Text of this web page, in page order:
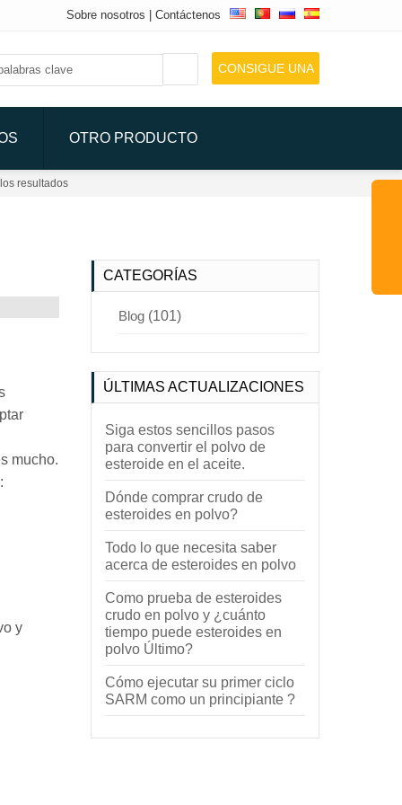
Sobre nosotros |Contáctenos
CONSIGUE UNA
OTRO PRODUCTO
resultados
mucho.
y
CATEGORÍAS
Blog(101)
ÚLTIMAS ACTUALIZACIONES
Siga estos sencillos pasos
para convertir el polvo de
esteroide en el aceite.
Dónde comprar crudo de
esteroides en polvo?
Todo lo que necesita saber
acerca de esteroides en polvo
Como prueba de esteroides
crudo en polvo y ¿cuánto
tiempo puede esteroides en
polvo Último?
Cómo ejecutar su primer ciclo
SARM como un principiante ?